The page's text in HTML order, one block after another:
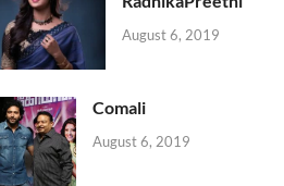
August 6, 2019
Comali
August 6, 2019